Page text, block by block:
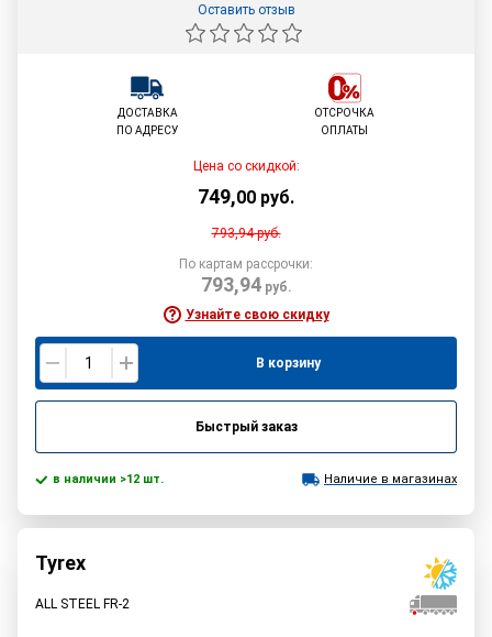
Оставить отзыв
ДОСТАВКА
ПО АДРЕСУ
ОТСРОЧКА
ОПЛАТЫ
Цена со скидкой:
749,00 руб.
793,94руб.
По картам рассрочки:
793,94руб.
Узнайте свою скидку
В корзину
Быстрый заказ
в наличии >12 шт. Наличие в магазинах
Tyrex
ALL STEEL FR-2